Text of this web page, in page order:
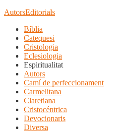
AutorsEditorials
Bíblia
Catequesi
Cristologia
Eclesiologia
Espiritualitat
Autors
Camí de perfeccionament
Carmelitana
Claretiana
Cristocéntrica
Devocionaris
Diversa